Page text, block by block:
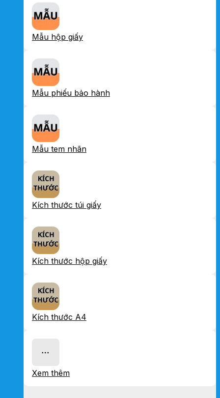
Mẫu hộp giấy
Mẫu phiếu bảo hành
Mẫu tem nhãn
Kích thước túi giấy
Kích thước hộp giấy
Kích thước A4
Xem thêm